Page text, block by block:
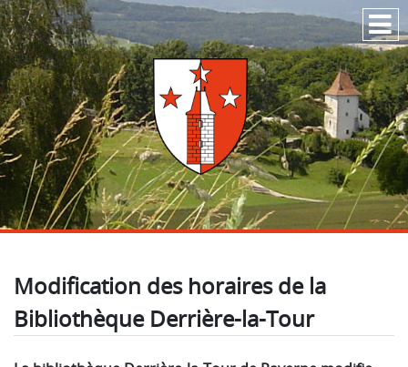
Passer au contenu
Modification des horaires de la
Bibliothèque Derrière-la-Tour